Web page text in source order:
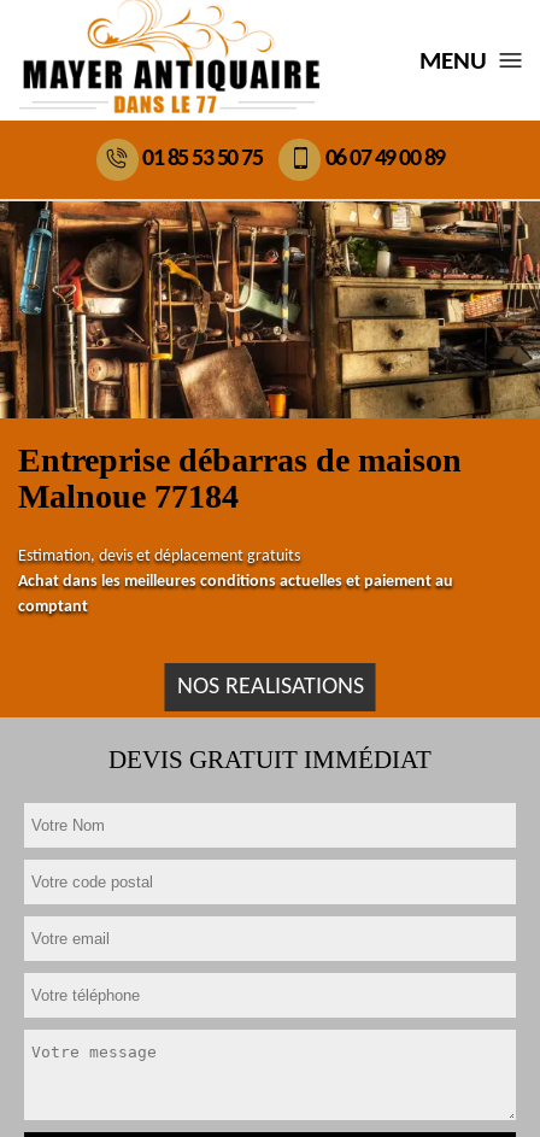
MENU
01 85 53 50 75 06 07 49 00 89
Entreprise débarras de maison
Malnoue 77184
Estimation, devis et déplacement gratuits
Achat dans les meilleures conditions actuelles et paiement au
comptant
NOS REALISATIONS
DEVIS GRATUIT IMMÉDIAT